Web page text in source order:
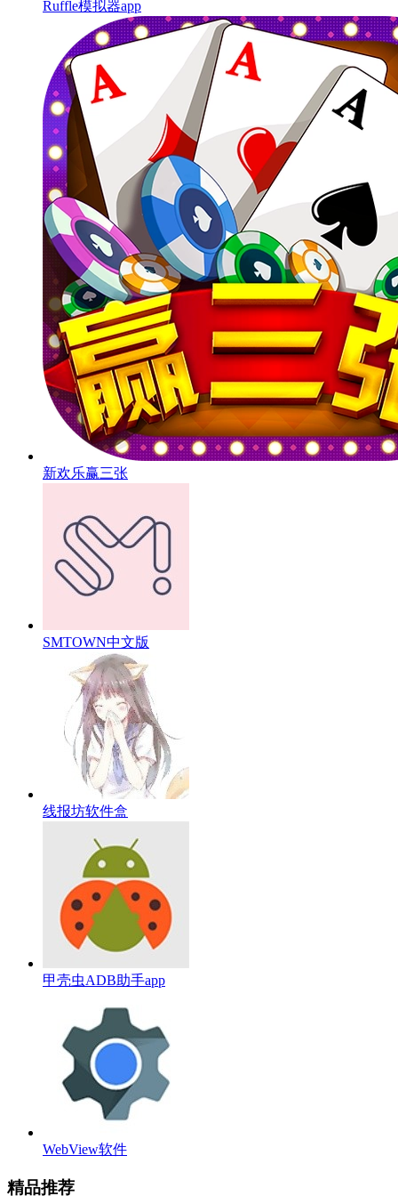
Ruffle模拟器app
新欢乐赢三张
SMTOWN中文版
线报坊软件盒
甲壳虫ADB助手app
WebView软件
精品推荐